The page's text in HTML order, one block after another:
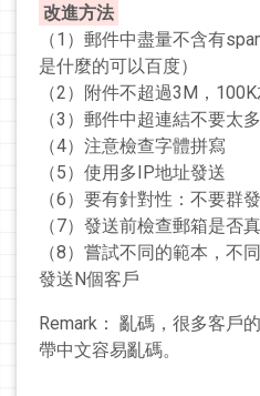
改進方法
（1）郵件中盡量不含有
是什麼的可以百度）
（2）附件不超過3M，
（3）郵件中超連結不要太多
（4）注意檢查字體拼寫
（5）使用多IP地址發送
（6）要有針對性：不要群
（7）發送前檢查郵箱是否
（8）嘗試不同的範本，不
發送N個客戶
Remark： 亂碼，很多客戶
帶中文容易亂碼。